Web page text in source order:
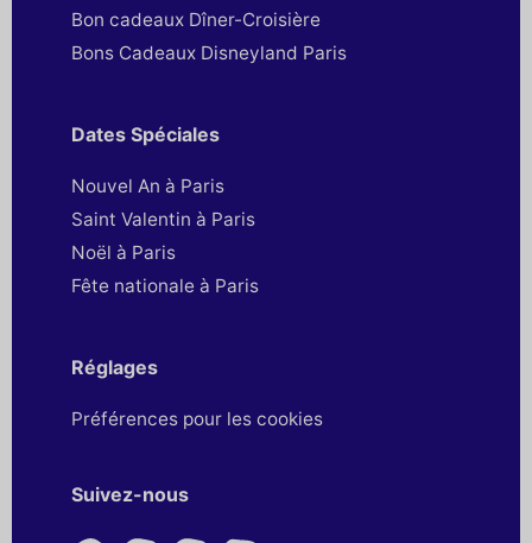
Bon cadeaux Dîner-Croisière
Bons Cadeaux Disneyland Paris
Dates Spéciales
Nouvel An à Paris
Saint Valentin à Paris
Noël à Paris
Fête nationale à Paris
Réglages
Préférences pour les cookies
Suivez-nous